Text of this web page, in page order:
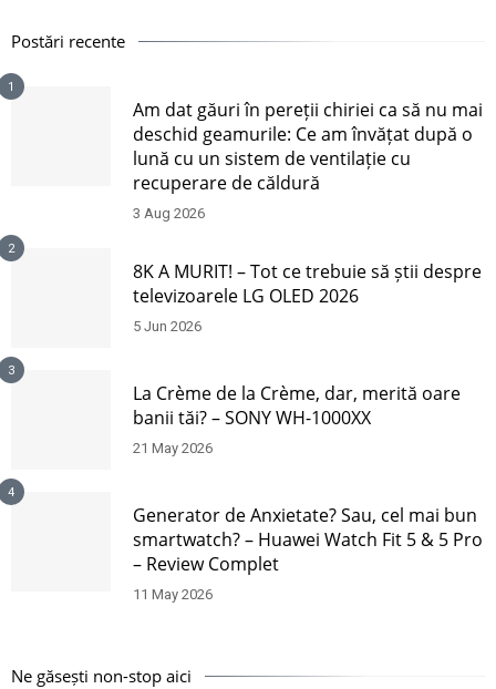
Postări recente
1
Am dat găuri în pereții chiriei ca să nu mai
deschid geamurile: Ce am învățat după o
lună cu un sistem de ventilație cu
recuperare de căldură
3 Aug 2026
2
8K A MURIT! – Tot ce trebuie să știi despre
televizoarele LG OLED 2026
5 Jun 2026
3
La Crème de la Crème, dar, merită oare
banii tăi? – SONY WH-1000XX
21 May 2026
4
Generator de Anxietate? Sau, cel mai bun
smartwatch? – Huawei Watch Fit 5 & 5 Pro
– Review Complet
11 May 2026
Ne găsești non-stop aici